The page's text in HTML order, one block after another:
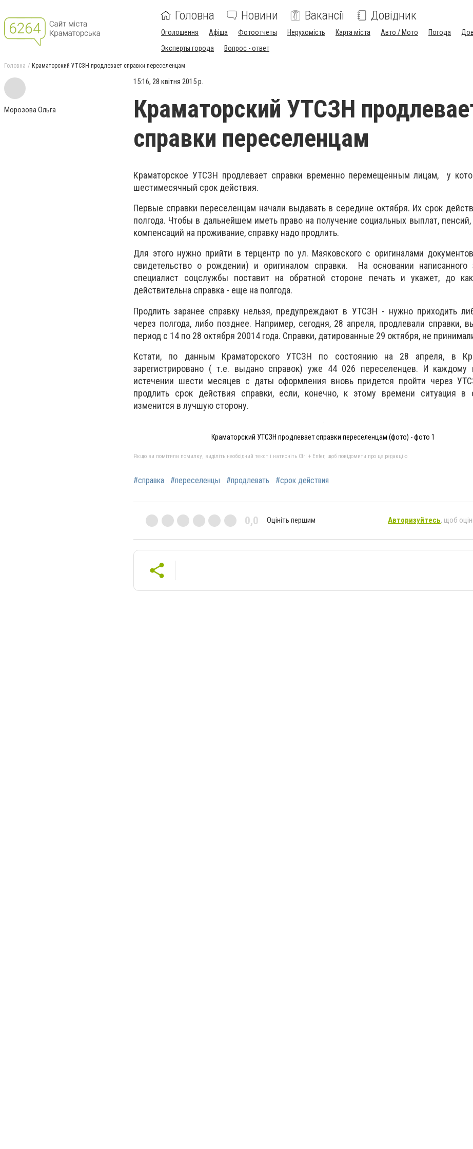
Головна Новини Вакансії Довідник
Оголошення Афіша Фотоотчеты Нерухомість Карта міста Авто / Мото Погода
Эксперты города
Вопрос - ответ
Головна Краматорский УТСЗН продлевает справки переселенцам
Морозова Ольга
15:16, 28 квітня 2015 р.
Краматорский УТСЗН
справки переселенцам
Краматорское УТСЗН продлевает справки временно перемещенным лицам, у
шестимесячный срок действия.
Первые справки переселенцам начали выдавать в середине октября. Их срок
полгода. Чтобы в дальнейшем иметь право на получение социальных выплат,
компенсаций на проживание, справку надо продлить.
Для этого нужно прийти в терцентр по ул. Маяковского с оригиналами
свидетельство о рождении) и оригиналом справки. На основании написанного
специалист соцслужбы поставит на обратной стороне печать и укажет, до
действительна справка - еще на полгода.
Продлить заранее справку нельзя, предупреждают в УТСЗН - нужно приходить
через полгода, либо позднее. Например, сегодня, 28 апреля, продлевали справки,
период с 14 по 28 октября 20014 года. Справки, датированные 29 октября, не
Кстати, по данным Краматорского УТСЗН по состоянию на 28 апреля, в
зарегистрировано ( т.е. выдано справок) уже 44 026 переселенцев. И каждому
истечении шести месяцев с даты оформления вновь придется пройти через
продлить срок действия справки, если, конечно, к этому времени ситуация в
изменится в лучшую сторону.
Краматорский УТСЗН продлевает справки переселенцам (фото) - фото 1
Якщо ви помітили помилку, виділіть необхідний текст і натисніть Ctrl + Enter, щоб повідомити про це редакцію
#справка #переселенцы #продлевать #срок действия
0,0 Оцініть першим Авторизуйтесь, щоб